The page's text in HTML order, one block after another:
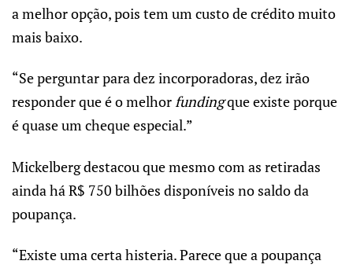
a melhor opção, pois tem um custo de crédito muito
mais baixo.
“Se perguntar para dez incorporadoras, dez irão
responder que é o melhorfundingque existe porque
é quase um cheque especial.”
Mickelberg destacou que mesmo com as retiradas
ainda há R$ 750 bilhões disponíveis no saldo da
poupança.
“Existe uma certa histeria. Parece que a poupança